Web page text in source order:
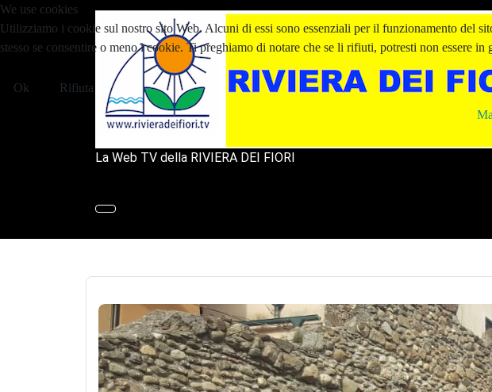
La Web TV della RIVIERA DEI FIORI
We use cookies
Utilizziamo i cookie sul nostro sito Web. Alcuni di essi sono essenziali per il funzionamento del
stesso se consentire o meno i cookie. Ti preghiamo di notare che se li rifiuti, potresti non essere
Ok Rifiuta